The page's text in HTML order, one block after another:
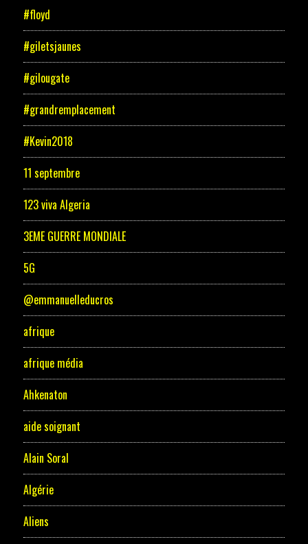
#floyd
#giletsjaunes
#gilougate
#grandremplacement
#Kevin2018
11 septembre
123 viva Algeria
3EME GUERRE MONDIALE
5G
@emmanuelleducros
afrique
afrique média
Ahkenaton
aide soignant
Alain Soral
Algérie
Aliens